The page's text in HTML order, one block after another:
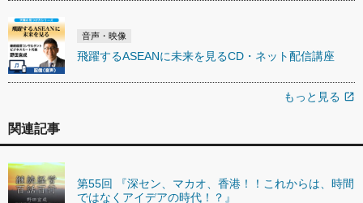
音声・映像
飛躍するASEANに未来を見るCD・ネット配信講座
もっと見る open_in_new
関連記事
第55回 『深セン、マカオ、香港！！これからは、時間
ではなくアイデアの時代！？』